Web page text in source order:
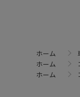
ホーム
ホーム
ホーム